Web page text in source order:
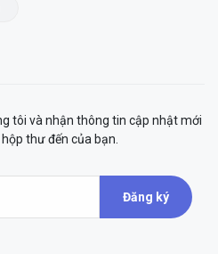
tôi và nhận thông tin cập nhật mới
thư đến của bạn.
Đăng ký